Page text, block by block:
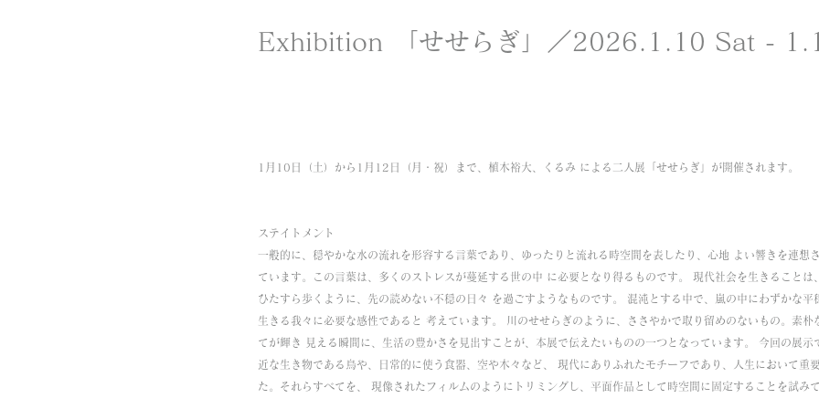
Exhibition 「せせらぎ」／2026.1.10 Sat -
1月10日（土）から1月12日（月・祝）まで、植木裕大、くるみ による二人展「せせらぎ」が開催されます。
ステイトメント
一般的に、穏やかな水の流れを形容する言葉であり、ゆったりと流れる時空間を表したり、心地 よい響きを連想
ています。この言葉は、多くのストレスが蔓延する世の中 に必要となり得るものです。 現代社会を生きることは
ひたすら歩くように、先の読めない不穏の日々 を過ごすようなものです。 混沌とする中で、嵐の中にわずかな平
生きる我々に必要な感性であると 考えています。 川のせせらぎのように、ささやかで取り留めのないもの。素朴
てが輝き 見える瞬間に、生活の豊かさを見出すことが、本展で伝えたいものの一つとなっています。 今回の展示
近な生き物である鳥や、日常的に使う食器、空や木々など、 現代にありふれたモチーフであり、人生において重
た。それらすべてを、 現像されたフィルムのようにトリミングし、平面作品として時空間に固定することを試みて